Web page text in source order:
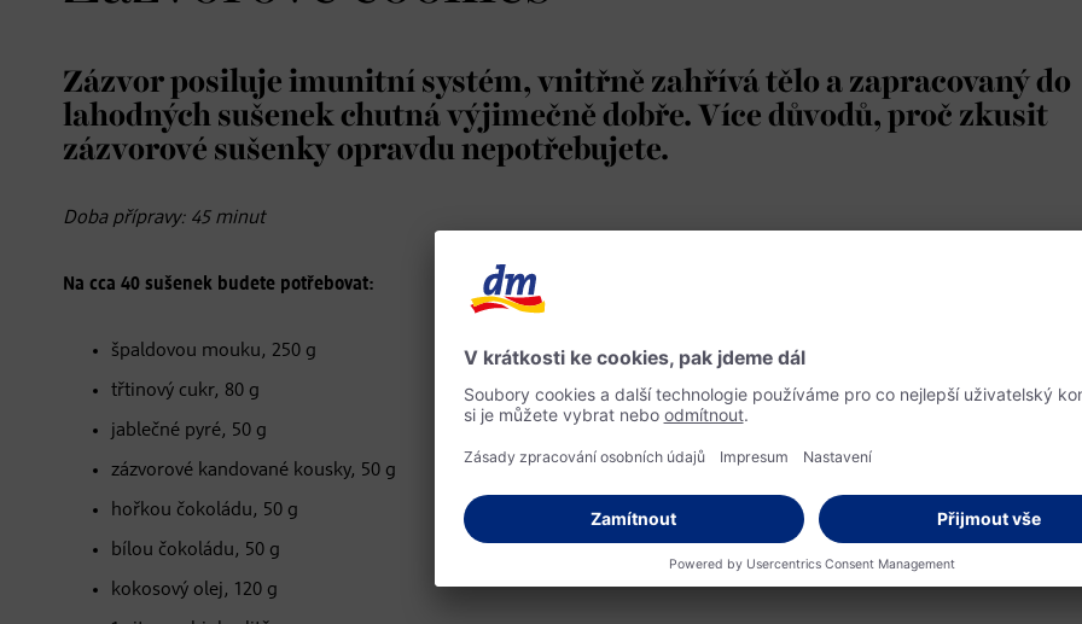
Zázvor posiluje imunitní systém, vnitřně zahřívá tělo a zapracovaný do
lahodných sušenek chutná výjimečně dobře. Více důvodů, proč zkusit
zázvorové sušenky opravdu nepotřebujete.
Doba přípravy: 45 minut
Na cca 40 sušenek budete potřebovat:
špaldovou mouku, 250 g
třtinový cukr, 80 g
jablečné pyré, 50 g
zázvorové kandované kousky, 50 g
hořkou čokoládu, 50 g
bílou čokoládu, 50 g
kokosový olej, 120 g